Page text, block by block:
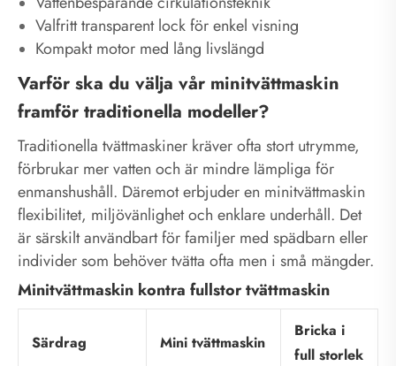
Valfritt transparent lock för enkel visning
Kompakt motor med lång livslängd
Varför ska du välja vår minitvättmaskin
framför traditionella modeller?
Traditionella tvättmaskiner kräver ofta stort utrymme,
förbrukar mer vatten och är mindre lämpliga för
enmanshushåll. Däremot erbjuder en minitvättmaskin
flexibilitet, miljövänlighet och enklare underhåll. Det
är särskilt användbart för familjer med spädbarn eller
individer som behöver tvätta ofta men i små mängder.
Minitvättmaskin kontra fullstor tvättmaskin
Särdrag Mini tvättmaskin
Bricka i
full storlek